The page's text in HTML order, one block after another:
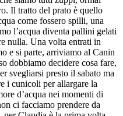
Il tratto del prato è quello
come fossero spilli, una
l’acqua diventa pallini gelati
nulla. Una volta entrati in
e si parte, arriviamo al Canin
dobbiamo decidere cosa fare,
svegliarsi presto il sabato ma
i cunicoli per allargare la
d’acqua nei momenti di
ci facciamo prendere da